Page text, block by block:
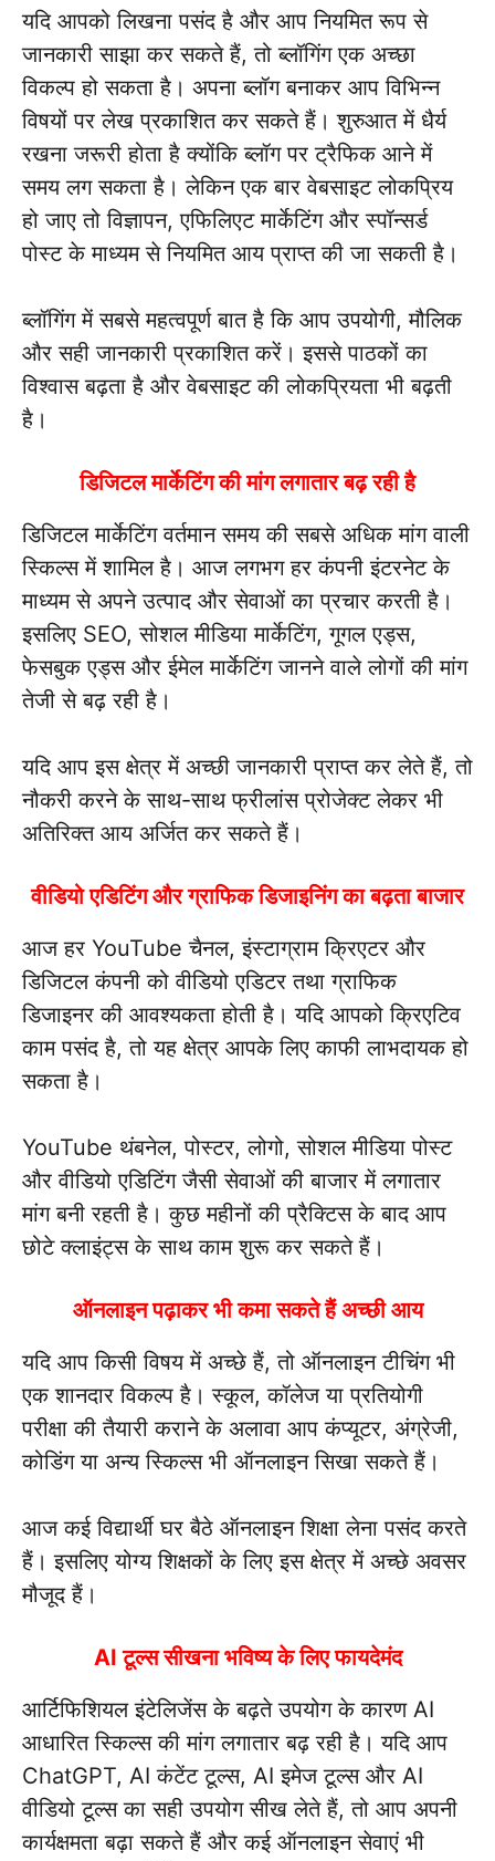
यदि आपको लिखना पसंद है और आप नियमित रूप से
जानकारी साझा कर सकते हैं, तो ब्लॉगिंग एक अच्छा
विकल्प हो सकता है। अपना ब्लॉग बनाकर आप विभिन्न
विषयों पर लेख प्रकाशित कर सकते हैं। शुरुआत में धैर्य
रखना जरूरी होता है क्योंकि ब्लॉग पर ट्रैफिक आने में
समय लग सकता है। लेकिन एक बार वेबसाइट लोकप्रिय
हो जाए तो विज्ञापन, एफिलिएट मार्केटिंग और स्पॉन्सर्ड
पोस्ट के माध्यम से नियमित आय प्राप्त की जा सकती है।
ब्लॉगिंग में सबसे महत्वपूर्ण बात है कि आप उपयोगी, मौलिक
और सही जानकारी प्रकाशित करें। इससे पाठकों का
विश्वास बढ़ता है और वेबसाइट की लोकप्रियता भी बढ़ती
है।
डिजिटल मार्केटिंग की मांग लगातार बढ़ रही है
डिजिटल मार्केटिंग वर्तमान समय की सबसे अधिक मांग वाली
स्किल्स में शामिल है। आज लगभग हर कंपनी इंटरनेट के
माध्यम से अपने उत्पाद और सेवाओं का प्रचार करती है।
इसलिए SEO, सोशल मीडिया मार्केटिंग, गूगल एड्स,
फेसबुक एड्स और ईमेल मार्केटिंग जानने वाले लोगों की मांग
तेजी से बढ़ रही है।
यदि आप इस क्षेत्र में अच्छी जानकारी प्राप्त कर लेते हैं, तो
नौकरी करने के साथ-साथ फ्रीलांस प्रोजेक्ट लेकर भी
अतिरिक्त आय अर्जित कर सकते हैं।
वीडियो एडिटिंग और ग्राफिक डिजाइनिंग का बढ़ता बाजार
आज हर YouTube चैनल, इंस्टाग्राम क्रिएटर और
डिजिटल कंपनी को वीडियो एडिटर तथा ग्राफिक
डिजाइनर की आवश्यकता होती है। यदि आपको क्रिएटिव
काम पसंद है, तो यह क्षेत्र आपके लिए काफी लाभदायक हो
सकता है।
YouTube थंबनेल, पोस्टर, लोगो, सोशल मीडिया पोस्ट
और वीडियो एडिटिंग जैसी सेवाओं की बाजार में लगातार
मांग बनी रहती है। कुछ महीनों की प्रैक्टिस के बाद आप
छोटे क्लाइंट्स के साथ काम शुरू कर सकते हैं।
ऑनलाइन पढ़ाकर भी कमा सकते हैं अच्छी आय
यदि आप किसी विषय में अच्छे हैं, तो ऑनलाइन टीचिंग भी
एक शानदार विकल्प है। स्कूल, कॉलेज या प्रतियोगी
परीक्षा की तैयारी कराने के अलावा आप कंप्यूटर, अंग्रेजी,
कोडिंग या अन्य स्किल्स भी ऑनलाइन सिखा सकते हैं।
आज कई विद्यार्थी घर बैठे ऑनलाइन शिक्षा लेना पसंद करते
हैं। इसलिए योग्य शिक्षकों के लिए इस क्षेत्र में अच्छे अवसर
मौजूद हैं।
AI टूल्स सीखना भविष्य के लिए फायदेमंद
आर्टिफिशियल इंटेलिजेंस के बढ़ते उपयोग के कारण AI
आधारित स्किल्स की मांग लगातार बढ़ रही है। यदि आप
ChatGPT, AI कंटेंट टूल्स, AI इमेज टूल्स और AI
वीडियो टूल्स का सही उपयोग सीख लेते हैं, तो आप अपनी
कार्यक्षमता बढ़ा सकते हैं और कई ऑनलाइन सेवाएं भी